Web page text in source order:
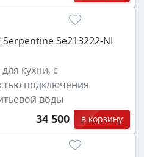
Serpentine Se213222-NI
кухни, с
подключения
воды
34 500 в корзину